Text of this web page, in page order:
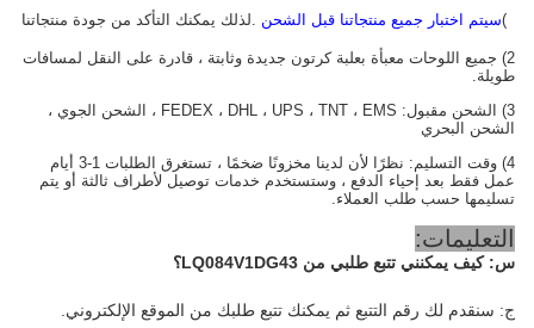
سيتم اختبار جميع منتجاتنا قبل الشحن .لذلك يمكنك التأكد من جودة منتجاتنا
2) جميع اللوحات معبأة بعلبة كرتون جديدة وثابتة ، قادرة على النقل لمسافات
طويلة.
3) الشحن مقبول: FEDEX ، DHL ، UPS ، TNT ، EMS ، الشحن الجوي ،
الشحن البحري
4) وقت التسليم: نظرًا لأن لدينا مخزونًا ضخمًا ، تستغرق الطلبات 1-3 أيام
عمل فقط بعد إحياء الدفع ، وستستخدم خدمات توصيل لأطراف ثالثة أو يتم
تسليمها حسب طلب العملاء.
التعليمات:
س: كيف يمكنني تتبع طلبي من LQ084V1DG43؟
ج: سنقدم لك رقم التتبع ثم يمكنك تتبع طلبك من الموقع الإلكتروني.